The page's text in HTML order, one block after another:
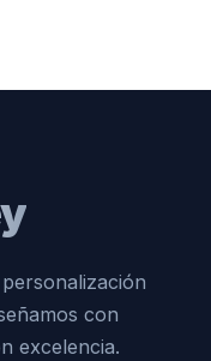
con
excelencia.